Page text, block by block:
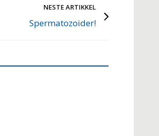
NESTE ARTIKKEL
Spermatozoider!